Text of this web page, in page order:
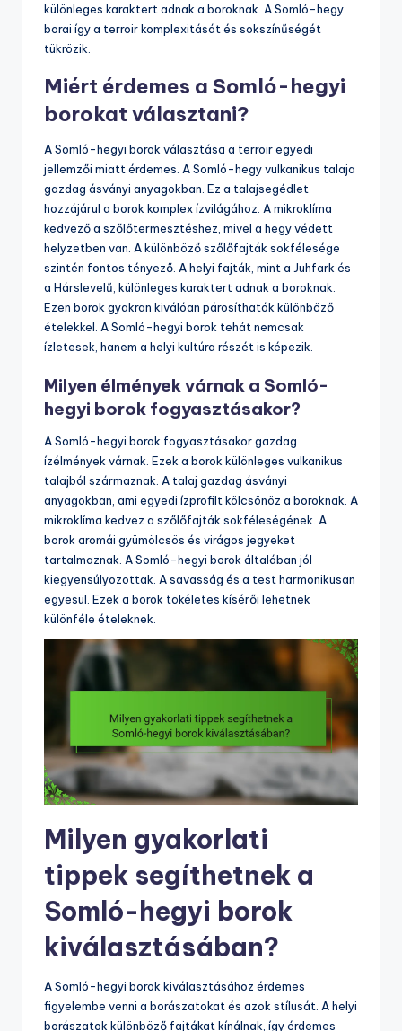
különleges karaktert adnak a boroknak. A Somló-hegy
borai így a terroir komplexitását és sokszínűségét
tükrözik.
Miért érdemes a Somló-hegyi
borokat választani?
A Somló-hegyi borok választása a terroir egyedi
jellemzői miatt érdemes. A Somló-hegy vulkanikus talaja
gazdag ásványi anyagokban. Ez a talajsegédlet
hozzájárul a borok komplex ízvilágához. A mikroklíma
kedvező a szőlőtermesztéshez, mivel a hegy védett
helyzetben van. A különböző szőlőfajták sokfélesége
szintén fontos tényező. A helyi fajták, mint a Juhfark és
a Hárslevelű, különleges karaktert adnak a boroknak.
Ezen borok gyakran kiválóan párosíthatók különböző
ételekkel. A Somló-hegyi borok tehát nemcsak
ízletesek, hanem a helyi kultúra részét is képezik.
Milyen élmények várnak a Somló-
hegyi borok fogyasztásakor?
A Somló-hegyi borok fogyasztásakor gazdag
ízélmények várnak. Ezek a borok különleges vulkanikus
talajból származnak. A talaj gazdag ásványi
anyagokban, ami egyedi ízprofilt kölcsönöz a boroknak. A
mikroklíma kedvez a szőlőfajták sokféleségének. A
borok aromái gyümölcsös és virágos jegyeket
tartalmaznak. A Somló-hegyi borok általában jól
kiegyensúlyozottak. A savasság és a test harmonikusan
egyesül. Ezek a borok tökéletes kísérői lehetnek
különféle ételeknek.
Milyen gyakorlati
tippek segíthetnek a
Somló-hegyi borok
kiválasztásában?
A Somló-hegyi borok kiválasztásához érdemes
figyelembe venni a borászatokat és azok stílusát. A helyi
borászatok különböző fajtákat kínálnak, így érdemes